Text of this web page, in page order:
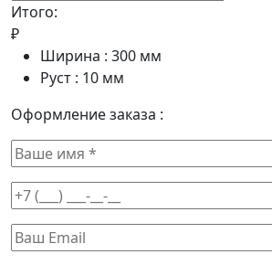
Итого:
₽
Ширина : 300 мм
Руст : 10 мм
Оформление заказа :